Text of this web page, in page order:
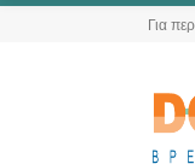
Για